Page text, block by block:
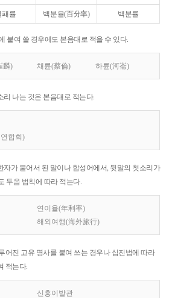
패률 백분율(百分率) 백분률
붙여 쓸 경우에도 본음대로 적을 수 있다.
麟) 채륜(蔡倫) 하륜(河崙)
리 나는 것은 본음대로 적는다.
합회)
자가 붙어서 된 말이나 합성어에서, 뒷말의 첫소리가
두음 법칙에 따라 적는다.
연이율(年利率)
해외여행(海外旅行)
어진 고유 명사를 붙여 쓰는 경우나 십진법에 따라
적는다.
신흥이발관